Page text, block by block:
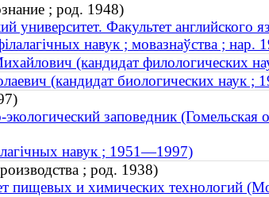
; род. 1948)
университет. Факультет английского
навук ; мовазнаўства ; нар.
(кандидат филологических
(кандидат биологических наук ;
заповедник (Гомельская
навук ; 1951—1997)
; род. 1938)
пищевых и химических технологий